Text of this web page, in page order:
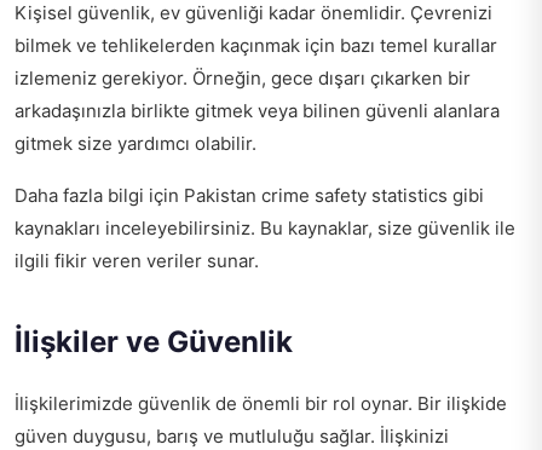
Kişisel güvenlik, ev güvenliği kadar önemlidir. Çevrenizi
bilmek ve tehlikelerden kaçınmak için bazı temel kurallar
izlemeniz gerekiyor. Örneğin, gece dışarı çıkarken bir
arkadaşınızla birlikte gitmek veya bilinen güvenli alanlara
gitmek size yardımcı olabilir.
Daha fazla bilgi için Pakistan crime safety statistics gibi
kaynakları inceleyebilirsiniz. Bu kaynaklar, size güvenlik ile
ilgili fikir veren veriler sunar.
İlişkiler ve Güvenlik
İlişkilerimizde güvenlik de önemli bir rol oynar. Bir ilişkide
güven duygusu, barış ve mutluluğu sağlar. İlişkinizi